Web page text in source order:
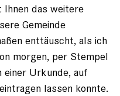
Ihnen das weitere
Gemeinde
enttäuscht, als ich
morgen, per Stempel
Urkunde, auf
lassen konnte.